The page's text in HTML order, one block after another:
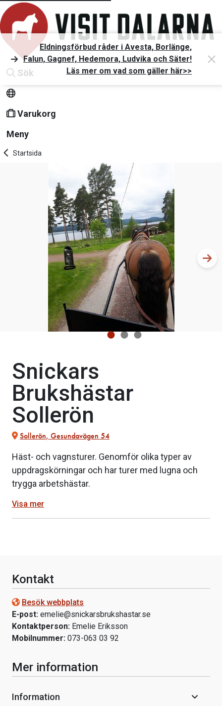
Sök
Varukorg
Meny
Eldningsförbud råder i Avesta, Borlänge,
Falun, Gagnef, Hedemora, Ludvika och Säter!
Läs mer om vad som gäller här>>
Startsida
Snickars
Brukshästar
Sollerön
Sollerön, Gesundavägen 54
Häst- och vagnsturer. Genomför olika typer av
uppdragskörningar och har turer med lugna och
trygga arbetshästar.
Visa mer
Kontakt
Besök webbplats
E-post: emelie@snickarsbrukshastar.se
Kontaktperson: Emelie Eriksson
Mobilnummer: 073-063 03 92
Mer information
Information